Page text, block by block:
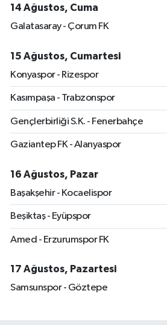
14 Ağustos, Cuma
Galatasaray - Çorum FK
15 Ağustos, Cumartesi
Konyaspor - Rizespor
Kasımpaşa - Trabzonspor
Gençlerbirliği S.K. - Fenerbahçe
Gaziantep FK - Alanyaspor
16 Ağustos, Pazar
Başakşehir - Kocaelispor
Beşiktaş - Eyüpspor
Amed - Erzurumspor FK
17 Ağustos, Pazartesi
Samsunspor - Göztepe